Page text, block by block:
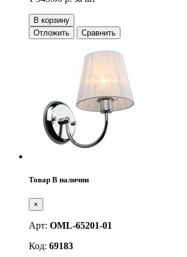
В корзину
Отложить
Сравнить
Товар В наличии
×
Арт: OML-65201-01
Код: 69183